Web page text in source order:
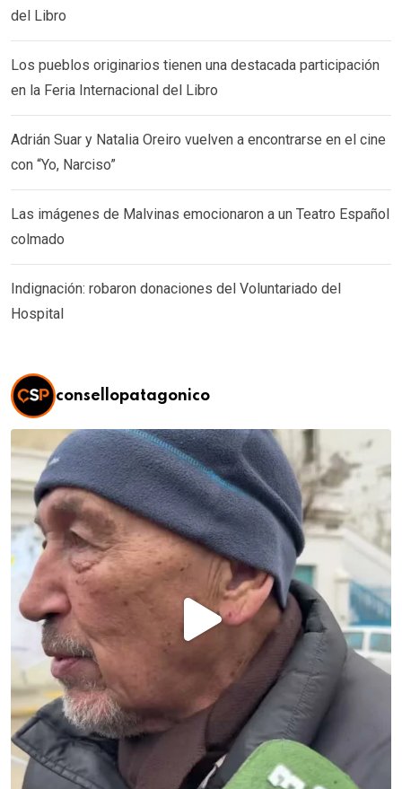
del Libro
Los pueblos originarios tienen una destacada participación
en la Feria Internacional del Libro
Adrián Suar y Natalia Oreiro vuelven a encontrarse en el cine
con “Yo, Narciso”
Las imágenes de Malvinas emocionaron a un Teatro Español
colmado
Indignación: robaron donaciones del Voluntariado del
Hospital
consellopatagonico